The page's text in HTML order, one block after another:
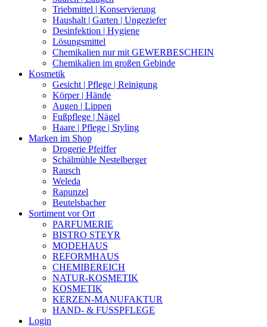
Triebmittel | Konservierung
Haushalt | Garten | Ungeziefer
Desinfektion | Hygiene
Lösungsmittel
Chemikalien nur mit GEWERBESCHEIN
Chemikalien im großen Gebinde
Kosmetik
Gesicht | Pflege | Reinigung
Körper | Hände
Augen | Lippen
Fußpflege | Nägel
Haare | Pflege | Styling
Marken im Shop
Drogerie Pfeiffer
Schälmühle Nestelberger
Rausch
Weleda
Rapunzel
Beutelsbacher
Sortiment vor Ort
PARFUMERIE
BISTRO STEYR
MODEHAUS
REFORMHAUS
CHEMIBEREICH
NATUR-KOSMETIK
KOSMETIK
KERZEN-MANUFAKTUR
HAND- & FUSSPFLEGE
Login